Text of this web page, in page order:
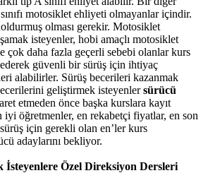
motosiklet ehliyeti olmayanlar içindir.
olması gerekir. Motosiklet
isteyenler, hobi amaçlı motosiklet
çok daha fazla geçerli sebebi olanlar kurs
güvenli bir sürüş için ihtiyaç
alabilirler. Sürüş becerileri kazanmak
geliştirmek isteyenlersürücü
etmeden önce başka kurslara kayıt
iyi öğretmenler, en rekabetçi fiyatlar, en son
sürüş için gerekli olan en’ler kurs
adaylarını bekliyor.
İsteyenlere Özel Direksiyon Dersleri